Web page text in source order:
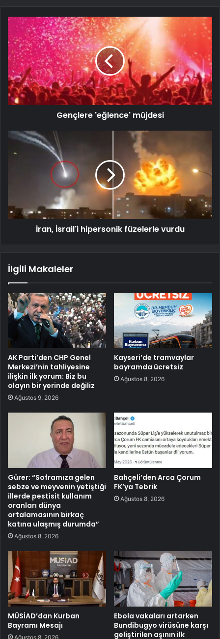
Gençlere 'eğlence' müjdesi
İran, İsrail'i hipersonik füzelerle vurdu
İlgili Makaleler
AK Parti’den CHP Genel
Merkezi’nin tahliyesine
ilişkin ilk yorum: Biz bu
olayın bir yerinde değiliz
Ağustos 9, 2026
Kayseri’de tramvaylar
bayramda ücretsiz
Ağustos 8, 2026
Gürer: “Soframıza gelen
sebze ve meyvenin yetiştiği
illerde pestisit kullanım
oranları dünya
ortalamasının birkaç
katına ulaşmış durumda”
Ağustos 8, 2026
Bahçeli’den Arca Çorum
FK’ya Tebrik
Ağustos 8, 2026
MÜSİAD’dan Kurban
Bayramı Mesajı
Ağustos 8, 2026
Ebola vakaları artarken
Bundibugyo virüsüne karşı
geliştirilen aşının ilk